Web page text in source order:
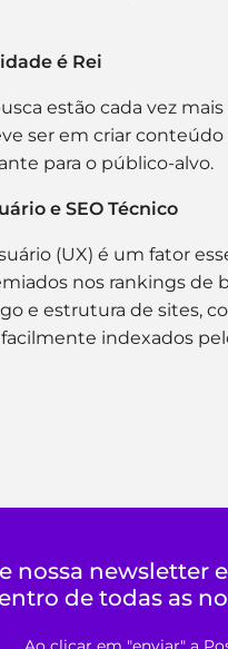
é Rei
estão cada vez
ser em criar
para o público-alvo.
e SEO Técnico
(UX) é um fator
nos rankings de
e estrutura de sites,
indexados
nossa newsletter
de todas as